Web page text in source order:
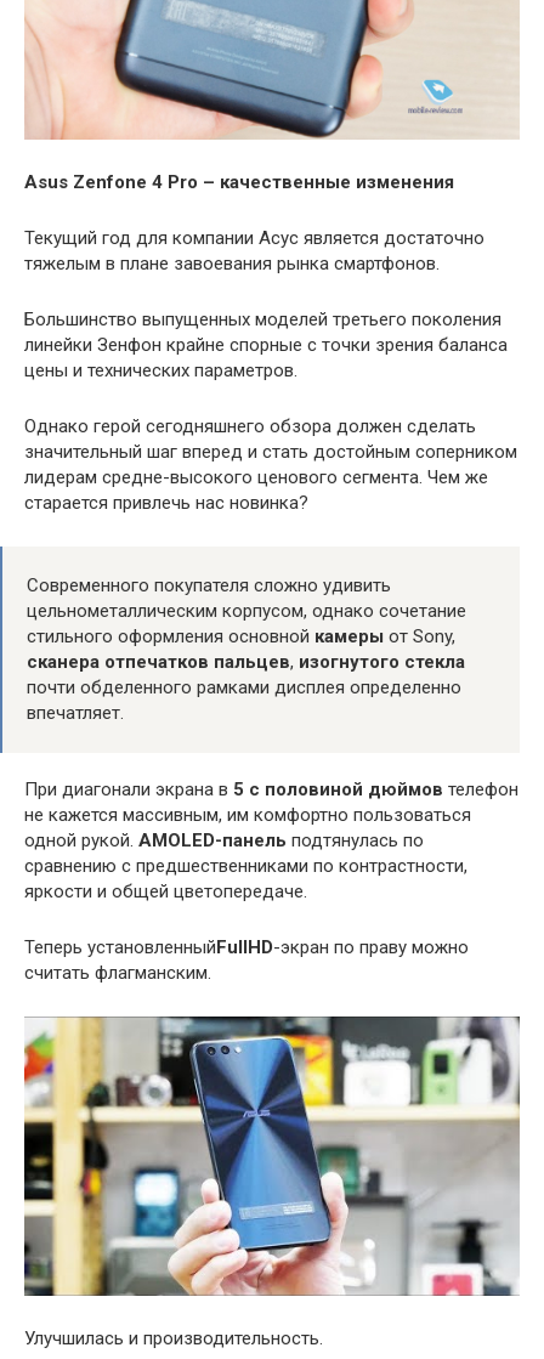
Asus Zenfone 4 Pro – качественные изменения
Текущий год для компании Асус является достаточно
тяжелым в плане завоевания рынка смартфонов.
Большинство выпущенных моделей третьего поколения
линейки Зенфон крайне спорные с точки зрения баланса
цены и технических параметров.
Однако герой сегодняшнего обзора должен сделать
значительный шаг вперед и стать достойным соперником
лидерам средне-высокого ценового сегмента. Чем же
старается привлечь нас новинка?
Современного покупателя сложно удивить
цельнометаллическим корпусом, однако сочетание
стильного оформления основной камеры от Sony,
сканера отпечатков пальцев, изогнутого стекла
почти обделенного рамками дисплея определенно
впечатляет.
При диагонали экрана в 5 с половиной дюймов телефон
не кажется массивным, им комфортно пользоваться
одной рукой. AMOLED-панель подтянулась по
сравнению с предшественниками по контрастности,
яркости и общей цветопередаче.
Теперь установленныйFullHD-экран по праву можно
считать флагманским.
Улучшилась и производительность.